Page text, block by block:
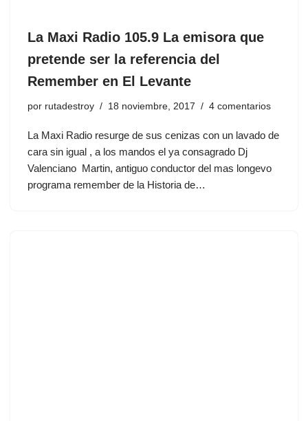
La Maxi Radio 105.9 La emisora que
pretende ser la referencia del
Remember en El Levante
por rutadestroy 18 noviembre, 2017 4 comentarios
La Maxi Radio resurge de sus cenizas con un lavado de
cara sin igual , a los mandos el ya consagrado Dj
Valenciano Martin, antiguo conductor del mas longevo
programa remember de la Historia de…